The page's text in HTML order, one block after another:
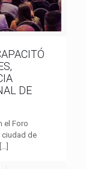
DE
el Foro
ciudad de
[…]